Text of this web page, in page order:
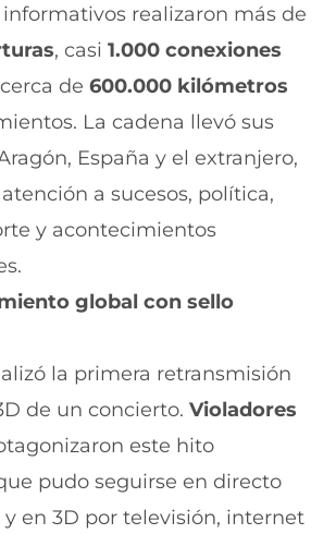
informativos realizaron más de
, casi 1.000 conexiones
de 600.000 kilómetros
La cadena llevó sus
España y el extranjero,
a sucesos, política,
y acontecimientos
global con sello
la primera retransmisión
de un concierto. Violadores
este hito
pudo seguirse en directo
y en 3D por televisión, internet